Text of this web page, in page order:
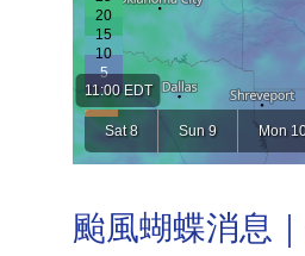
颱風蝴蝶消息